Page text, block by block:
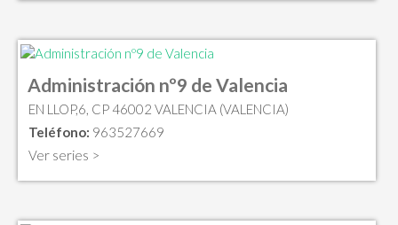
Administración nº9 de Valencia
EN LLOP,6, CP 46002 VALENCIA (VALENCIA)
Teléfono: 963527669
Ver series >